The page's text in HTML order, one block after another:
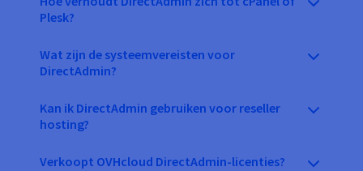
Plesk?
Wat zijn de systeemvereisten voor
DirectAdmin?
Kan ik DirectAdmin gebruiken voor reseller
hosting?
Verkoopt OVHcloud DirectAdmin-licenties?